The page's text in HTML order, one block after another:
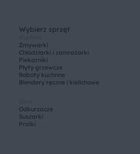
Wybierz sprzęt
Zmywarki
Chłodziarki i zamrażarki
Piekarniki
Płyty grzewcze
Roboty kuchnne
Blendery ręczne i kielichowe
Odkurzacze
Suszarki
Pralki